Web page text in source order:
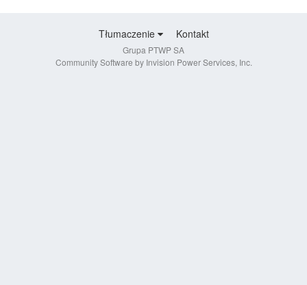
Tłumaczenie Kontakt
Grupa PTWP SA
Community Software by Invision Power Services, Inc.